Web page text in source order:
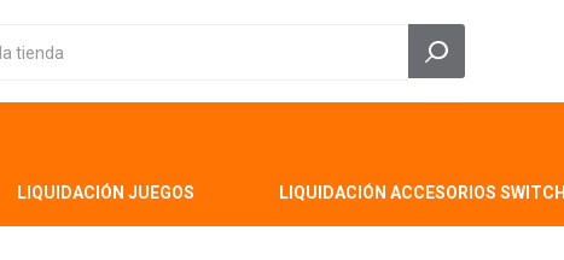
LIQUIDACIÓN JUEGOS LIQUIDACIÓN ACCESORIOS SWITCH